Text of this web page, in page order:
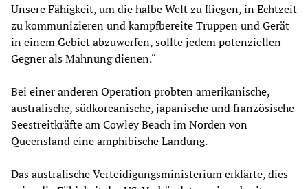
Unsere Fähigkeit, um die halbe Welt zu fliegen, in Echtzeit
zu kommunizieren und kampfbereite Truppen und Gerät
in einem Gebiet abzuwerfen, sollte jedem potenziellen
Gegner als Mahnung dienen.“
Bei einer anderen Operation probten amerikanische,
australische, südkoreanische, japanische und französische
Seestreitkräfte am Cowley Beach im Norden von
Queensland eine amphibische Landung.
Das australische Verteidigungsministerium erklärte, dies